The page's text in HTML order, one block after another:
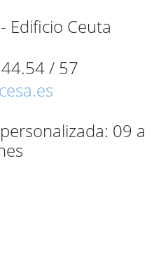
Edificio Ceuta
/ 57
09 a